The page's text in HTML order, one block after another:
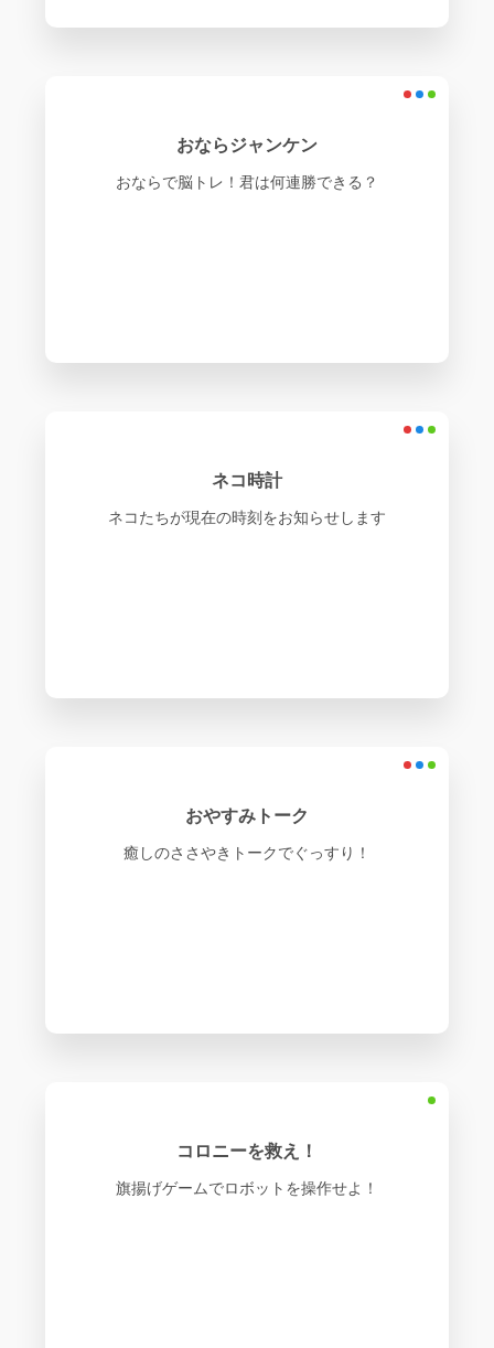
おならジャンケン
おならで脳トレ！君は何連勝できる？
ネコ時計
ネコたちが現在の時刻をお知らせします
おやすみトーク
癒しのささやきトークでぐっすり！
コロニーを救え！
旗揚げゲームでロボットを操作せよ！